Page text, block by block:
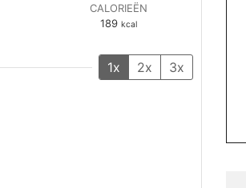
CALORIEËN
189 kcal
1x 2x 3x